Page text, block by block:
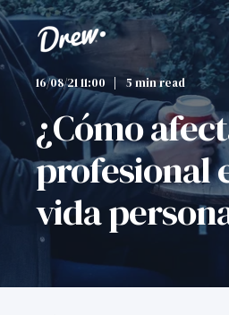
16/08/21 11:00 5 min read
¿Cómo
profesional
vida